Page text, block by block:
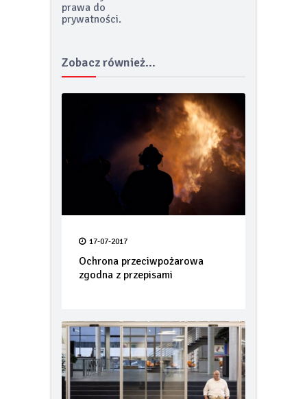
prawa do
prywatności.
Zobacz również...
17-07-2017
Ochrona przeciwpożarowa
zgodna z przepisami